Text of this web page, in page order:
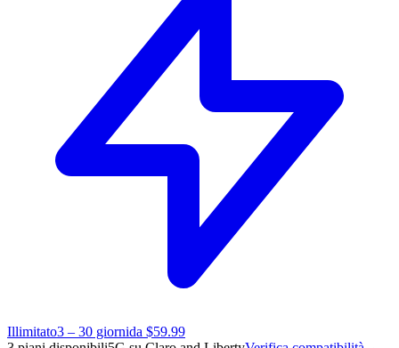
Illimitato3 – 30 giornida $59.99